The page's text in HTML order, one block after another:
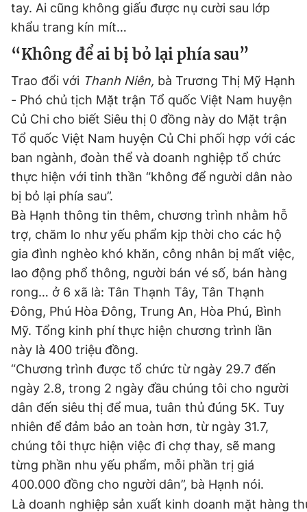
tay. Ai cũng không giấu được nụ cười sau lớp
khẩu trang kín mít…
“Không để ai bị bỏ lại phía sau”
Trao đổi với Thanh Niên, bà Trương Thị Mỹ Hạnh
- Phó chủ tịch Mặt trận Tổ quốc Việt Nam huyện
Củ Chi cho biết Siêu thị 0 đồng này do Mặt trận
Tổ quốc Việt Nam huyện Củ Chi phối hợp với các
ban ngành, đoàn thể và doanh nghiệp tổ chức
thực hiện với tinh thần “không để người dân nào
bị bỏ lại phía sau”.
Bà Hạnh thông tin thêm, chương trình nhằm hỗ
trợ, chăm lo như yếu phẩm kịp thời cho các hộ
gia đình nghèo khó khăn, công nhân bị mất việc,
lao động phổ thông, người bán vé số, bán hàng
rong… ở 6 xã là: Tân Thạnh Tây, Tân Thạnh
Đông, Phú Hòa Đông, Trung An, Hòa Phú, Bình
Mỹ. Tổng kinh phí thực hiện chương trình lần
này là 400 triệu đồng.
“Chương trình được tổ chức từ ngày 29.7 đến
ngày 2.8, trong 2 ngày đầu chúng tôi cho người
dân đến siêu thị để mua, tuân thủ đúng 5K. Tuy
nhiên để đảm bảo an toàn hơn, từ ngày 31.7,
chúng tôi thực hiện việc đi chợ thay, sẽ mang
từng phần nhu yếu phẩm, mỗi phần trị giá
400.000 đồng cho người dân”, bà Hạnh nói.
Là doanh nghiệp sản xuất kinh doanh mặt hàng